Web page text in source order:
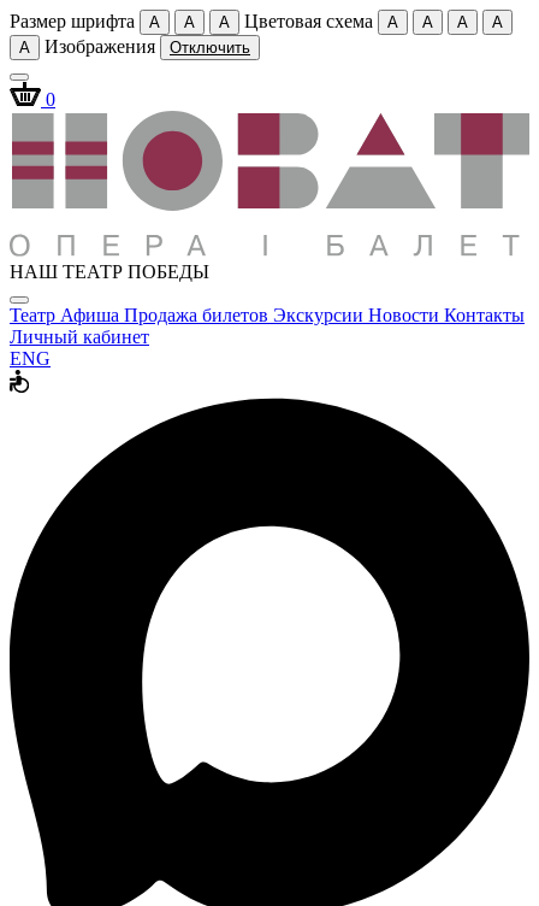
Размер шрифта A A A Цветовая схема A A A
A
A
Изображения Отключить
0
НАШ ТЕАТР ПОБЕДЫ
Театр Афиша Продажа билетов Экскурсии Новости Контакты
Личный кабинет
ENG